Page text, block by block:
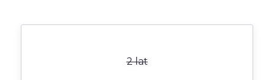
2 lat